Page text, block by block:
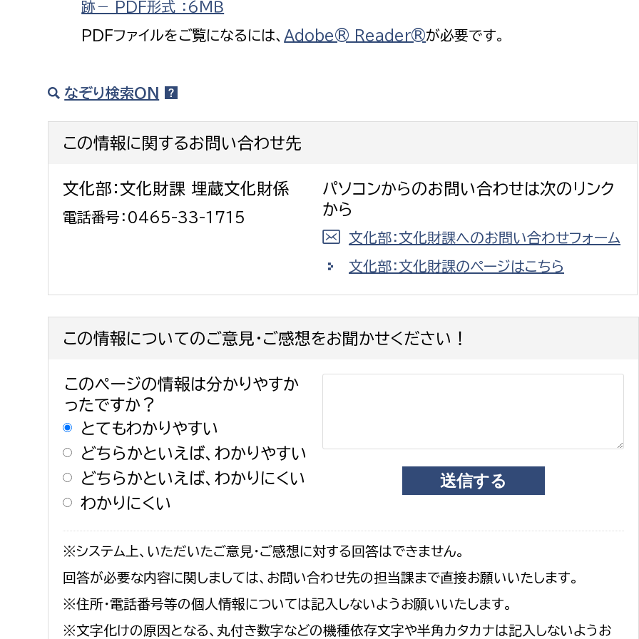
跡－ PDF形式 ：6ＭＢ
PDFファイルをご覧になるには、 Adobe® Reader®が必要です。
なぞり検索ON
この情報に関するお問い合わせ先
文化部：文化財課 埋蔵文化財係
電話番号：0465-33-1715
パソコンからのお問い合わせは次のリンク
から
文化部：文化財課へのお問い合わせフォーム
文化部：文化財課のページはこちら
この情報についてのご意見・ご感想をお聞かせください！
このページの情報は分かりやすか
ったですか？
とてもわかりやすい
どちらかといえば、わかりやすい
どちらかといえば、わかりにくい
わかりにくい
※システム上、いただいたご意見・ご感想に対する回答はできません。
回答が必要な内容に関しましては、お問い合わせ先の担当課まで直接お願いいたします。
※住所・電話番号等の個人情報については記入しないようお願いいたします。
※文字化けの原因となる、丸付き数字などの機種依存文字や半角カタカナは記入しないようお